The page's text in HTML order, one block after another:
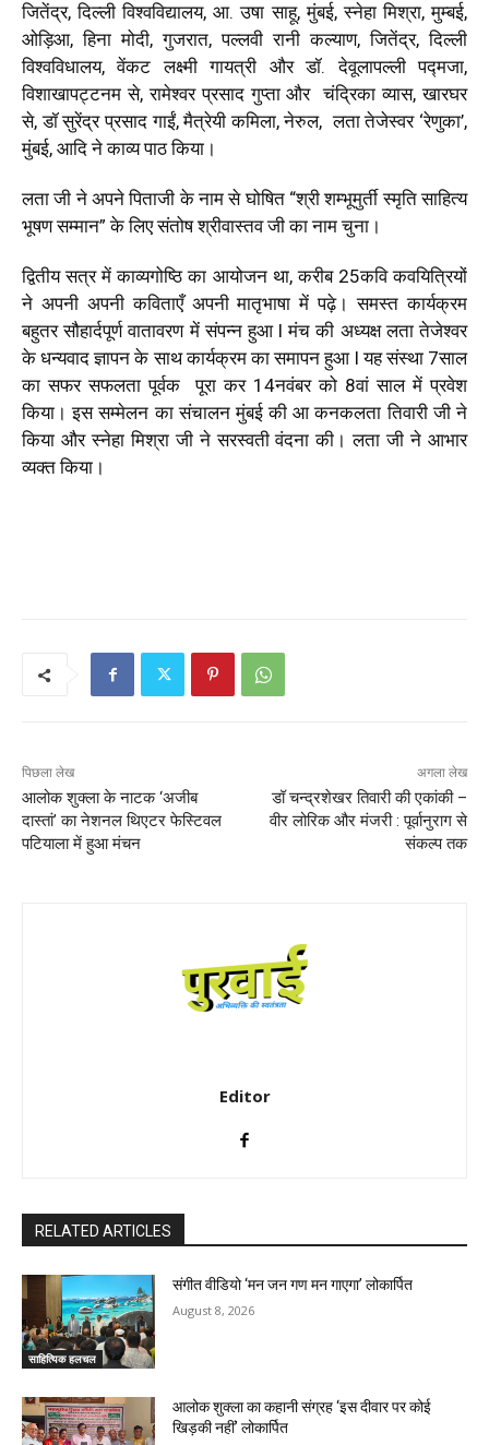
जितेंद्र, दिल्ली विश्वविद्यालय, आ. उषा साहू, मुंबई, स्नेहा मिश्रा, मुम्बई,
ओड़िआ, हिना मोदी, गुजरात, पल्लवी रानी कल्याण, जितेंद्र, दिल्ली
विश्वविधालय, वेंकट लक्ष्मी गायत्री और डॉ. देवूलापल्ली पद्मजा,
विशाखापट्टनम से, रामेश्वर प्रसाद गुप्ता और चंद्रिका व्यास, खारघर
से, डॉ सुरेंद्र प्रसाद गाईं, मैत्रेयी कमिला, नेरुल,लता तेजेस्वर‘रेणुका’,
मुंबई, आदि ने काव्य पाठ किया।
लता जी ने अपने पिताजी के नाम से घोषित “श्री शम्भूमुर्ती स्मृति साहित्य
भूषण सम्मान” के लिए संतोष श्रीवास्तव जी का नाम चुना।
द्वितीय सत्र में काव्यगोष्ठि का आयोजन था, करीब 25कवि कवयित्रियों
ने अपनी अपनी कविताएँ अपनी मातृभाषा में पढ़े। समस्त कार्यक्रम
बहुतर सौहार्दपूर्ण वातावरण में संपन्न हुआ l मंच की अध्यक्ष लता तेजेश्वर
के धन्यवाद ज्ञापन के साथ कार्यक्रम का समापन हुआ lयह संस्था 7साल
का सफर सफलता पूर्वक पूरा कर 14नवंबर को 8वां साल में प्रवेश
किया। इस सम्मेलन का संचालन मुंबई की आ कनकलता तिवारी जी ने
किया और स्नेहा मिश्रा जी ने सरस्वती वंदना की। लता जी ने आभार
व्यक्त किया।
पिछला लेख
आलोक शुक्ला के नाटक ‘अजीब
दास्तां’ का नेशनल थिएटर फेस्टिवल
पटियाला में हुआ मंचन
अगला लेख
डॉ चन्द्रशेखर तिवारी की एकांकी –
वीर लोरिक और मंजरी : पूर्वानुराग से
संकल्प तक
Editor
RELATED ARTICLES
साहित्यिक हलचल
संगीत वीडियो ‘मन जन गण मन गाएगा’ लोकार्पित
August 8, 2026
आलोक शुक्ला का कहानी संग्रह ‘इस दीवार पर कोई
खिड़की नहीं’ लोकार्पित